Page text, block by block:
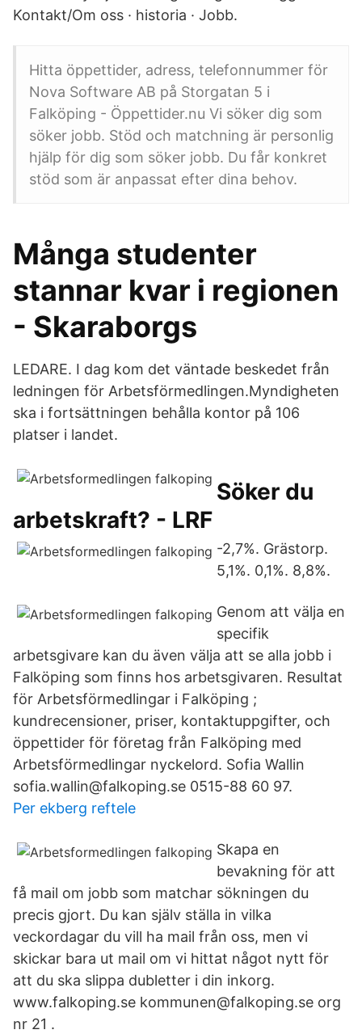
Kontakt/Om oss · historia · Jobb.
Hitta öppettider, adress, telefonnummer för
Nova Software AB på Storgatan 5 i
Falköping - Öppettider.nu Vi söker dig som
söker jobb. Stöd och matchning är personlig
hjälp för dig som söker jobb. Du får konkret
stöd som är anpassat efter dina behov.
Många studenter
stannar kvar i regionen
- Skaraborgs
LEDARE. I dag kom det väntade beskedet från
ledningen för Arbetsförmedlingen.Myndigheten
ska i fortsättningen behålla kontor på 106
platser i landet.
Söker du
arbetskraft? - LRF
-2,7%. Grästorp.
5,1%. 0,1%. 8,8%.
Genom att välja en
specifik
arbetsgivare kan du även välja att se alla jobb i
Falköping som finns hos arbetsgivaren. Resultat
för Arbetsförmedlingar i Falköping ;
kundrecensioner, priser, kontaktuppgifter, och
öppettider för företag från Falköping med
Arbetsförmedlingar nyckelord. Sofia Wallin
sofia.wallin@falkoping.se 0515-88 60 97.
Per ekberg reftele
Skapa en
bevakning för att
få mail om jobb som matchar sökningen du
precis gjort. Du kan själv ställa in vilka
veckordagar du vill ha mail från oss, men vi
skickar bara ut mail om vi hittat något nytt för
att du ska slippa dubletter i din inkorg.
www.falkoping.se kommunen@falkoping.se org
nr 21 .